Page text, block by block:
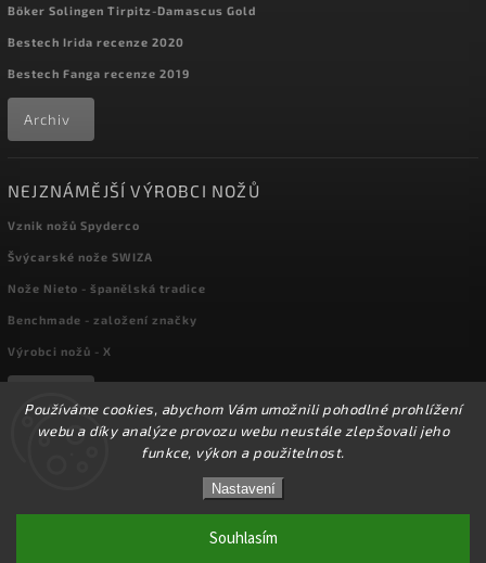
Používáme cookies, abychom Vám umožnili pohodlné prohlížení
webu a díky analýze provozu webu neustále zlepšovali jeho
funkce, výkon a použitelnost.
Nastavení
Souhlasím
☀️Ve dnech 3-14.8 2026 máme zavřeno z důvodu
DOVOLENÉ. Eshop zůstává v provozu, objednávky
budeme zpracovávat v pondělí 17.8.2026. Děkujeme za
pochopení.☀️
Böker Solingen Tirpitz-Damascus Gold
Bestech Irida recenze 2020
Bestech Fanga recenze 2019
Archiv
NEJZNÁMĚJŠÍ VÝROBCI NOŽŮ
Vznik nožů Spyderco
Švýcarské nože SWIZA
Nože Nieto - španělská tradice
Benchmade - založení značky
Výrobci nožů - X
kapesni-noze.cz
Upravit nastavení cookies